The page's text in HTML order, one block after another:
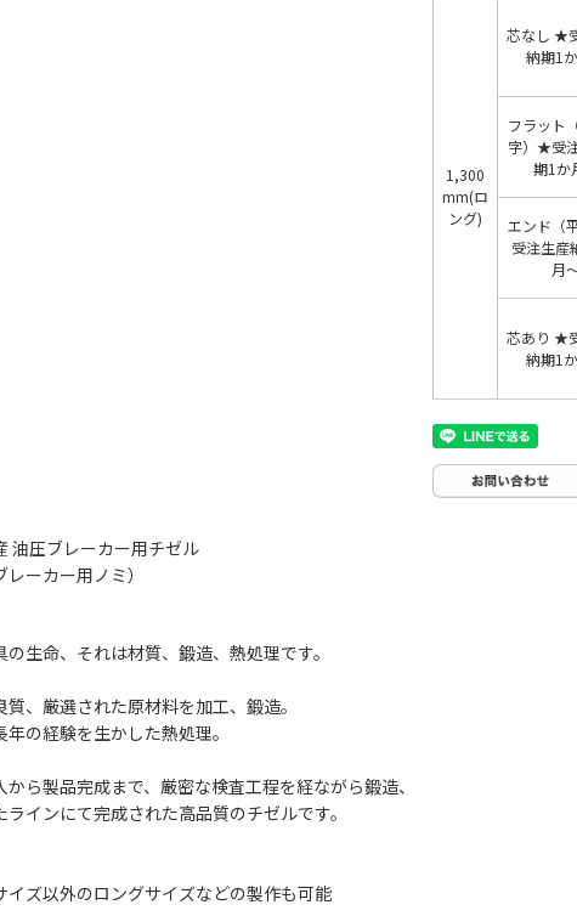
1,300
mm(ロ
ング)
芯なし ★
納期1
フラット
字）★受
期1か
エンド（
受注生産
月
芯あり ★
納期1
油圧ブレーカー用チゼル
レーカー用ノミ）
の生命、それは材質、鍛造、熱処理です。
質、厳選された原材料を加工、鍛造。
年の経験を生かした熱処理。
から製品完成まで、厳密な検査工程を経ながら鍛造、
ラインにて完成された高品質のチゼルです。
ズ以外のロングサイズなどの製作も可能